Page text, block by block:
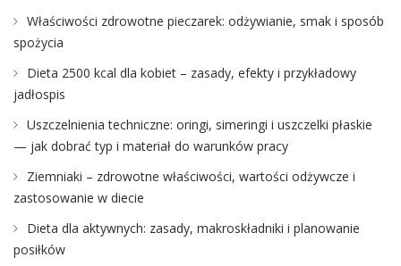
Właściwości zdrowotne pieczarek: odżywianie, smak i sposób
spożycia
Dieta 2500 kcal dla kobiet – zasady, efekty i przykładowy
jadłospis
Uszczelnienia techniczne: oringi, simeringi i uszczelki płaskie
— jak dobrać typ i materiał do warunków pracy
Ziemniaki – zdrowotne właściwości, wartości odżywcze i
zastosowanie w diecie
Dieta dla aktywnych: zasady, makroskładniki i planowanie
posiłków